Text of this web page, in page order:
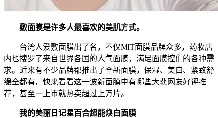
敷面膜是许多人最喜欢的美肌方式。
台湾人爱敷面膜出了名，不仅MIT面膜品牌众多，药妆店
内也搜罗了来自世界各国的人气面膜，满足面膜控们的各种需
求。近来有不少品牌都推出了全新面膜，保湿、美白、紧致舒
缓全都有，快来看看这一波新面膜中有哪些大获网友好评推
荐，甚至一上市就热卖超过上万片。
我的美丽日记星百合超能焕白面膜